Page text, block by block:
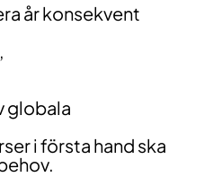
år konsekvent
globala
i första hand ska